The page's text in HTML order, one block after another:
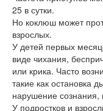
25 в сутки.
Но коклюш может
взрослых.
У детей первых
виде чихания,
или крика. Часто
такие как остановка
нарушение сознания,
У подростков и